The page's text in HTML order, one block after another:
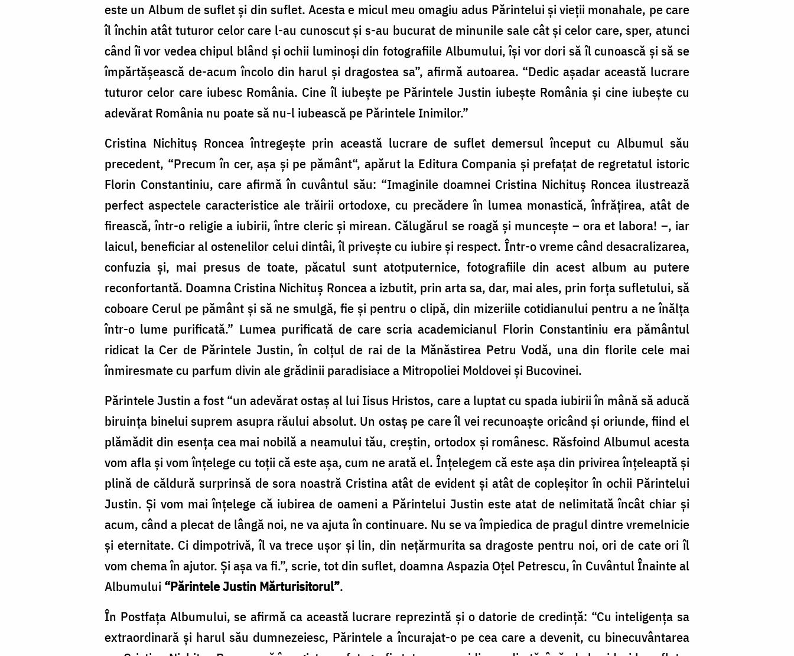
este un Album de suflet și din suflet. Acesta e micul meu omagiu adus Părintelui și vieții monahale, pe care
îl închin atât tuturor celor care l-au cunoscut și s-au bucurat de minunile sale cât și celor care, sper, atunci
când îi vor vedea chipul blând și ochii luminoși din fotografiile Albumului, își vor dori să îl cunoască și să se
împărtășească de-acum încolo din harul și dragostea sa”, afirmă autoarea. “Dedic așadar această lucrare
tuturor celor care iubesc România. Cine îl iubește pe Părintele Justin iubește România și cine iubește cu
adevărat România nu poate să nu-l iubească pe Părintele Inimilor.”
Cristina Nichituș Roncea întregește prin această lucrare de suflet demersul început cu Albumul său
precedent, “Precum în cer, așa și pe pământ“, apărut la Editura Compania și prefațat de regretatul istoric
Florin Constantiniu, care afirmă în cuvântul său: “Imaginile doamnei Cristina Nichituş Roncea ilustrează
perfect aspectele caracteristice ale trăirii ortodoxe, cu precădere în lumea monastică, înfrăţirea, atât de
firească, într-o religie a iubirii, între cleric şi mirean. Călugărul se roagă şi munceşte – ora et labora! –, iar
laicul, beneficiar al ostenelilor celui dintâi, îl priveşte cu iubire şi respect. Într-o vreme când desacralizarea,
confuzia şi, mai presus de toate, păcatul sunt atotputernice, fotografiile din acest album au putere
reconfortantă. Doamna Cristina Nichituş Roncea a izbutit, prin arta sa, dar, mai ales, prin forţa sufletului, să
coboare Cerul pe pământ şi să ne smulgă, fie şi pentru o clipă, din mizeriile cotidianului pentru a ne înălţa
într-o lume purificată.” Lumea purificată de care scria academicianul Florin Constantiniu era pământul
ridicat la Cer de Părintele Justin, în colțul de rai de la Mănăstirea Petru Vodă, una din florile cele mai
înmiresmate cu parfum divin ale grădinii paradisiace a Mitropoliei Moldovei și Bucovinei.
Părintele Justin a fost “un adevărat ostaş al lui Iisus Hristos, care a luptat cu spada iubirii în mână să aducă
biruinţa binelui suprem asupra răului absolut. Un ostaş pe care îl vei recunoaşte oricând şi oriunde, fiind el
plămădit din esenţa cea mai nobilă a neamului tău, creştin, ortodox şi românesc. Răsfoind Albumul acesta
vom afla şi vom înţelege cu toţii că este aşa, cum ne arată el. Înţelegem că este aşa din privirea înţeleaptă şi
plină de căldură surprinsă de sora noastră Cristina atât de evident şi atât de copleşitor în ochii Părintelui
Justin. Şi vom mai înţelege că iubirea de oameni a Părintelui Justin este atat de nelimitată încât chiar şi
acum, când a plecat de lângă noi, ne va ajuta în continuare. Nu se va împiedica de pragul dintre vremelnicie
şi eternitate. Ci dimpotrivă, îl va trece uşor şi lin, din neţărmurita sa dragoste pentru noi, ori de cate ori îl
vom chema în ajutor. Şi aşa va fi.”, scrie, tot din suflet, doamna Aspazia Oțel Petrescu, în Cuvântul Înainte al
Albumului “Părintele Justin Mărturisitorul”.
În Postfața Albumului, se afirmă ca această lucrare reprezintă și o datorie de credință: “Cu inteligenţa sa
extraordinară şi harul său dumnezeiesc, Părintele a încurajat-o pe cea care a devenit, cu binecuvântarea